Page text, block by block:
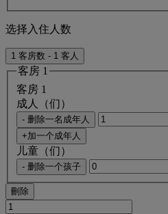
选择入住人数
1 客房数 - 1 客人
客房 1
客房 1
成人（们）
- 删除一名成年人
+加一个成年人
儿童（们）
- 删除一个孩子
刪除